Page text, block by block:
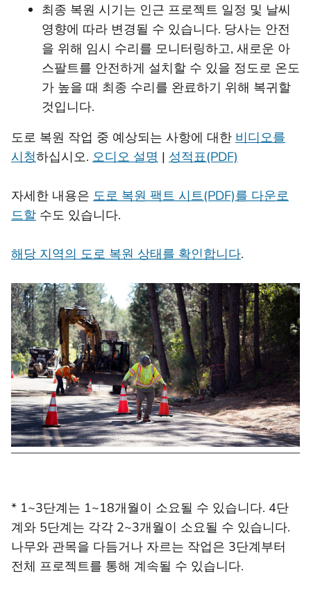
최종 복원 시기는 인근 프로젝트 일정 및 날씨
영향에 따라 변경될 수 있습니다. 당사는 안전
을 위해 임시 수리를 모니터링하고, 새로운 아
스팔트를 안전하게 설치할 수 있을 정도로 온도
가 높을 때 최종 수리를 완료하기 위해 복귀할
것입니다.
도로 복원 작업 중 예상되는 사항에 대한 비디오를
시청하십시오. 오디오 설명 | 성적표(PDF)
자세한 내용은 도로 복원 팩트 시트(PDF)를 다운로
드할 수도 있습니다.
해당 지역의 도로 복원 상태를 확인합니다.
* 1~3단계는 1~18개월이 소요될 수 있습니다. 4단
계와 5단계는 각각 2~3개월이 소요될 수 있습니다.
나무와 관목을 다듬거나 자르는 작업은 3단계부터
전체 프로젝트를 통해 계속될 수 있습니다.